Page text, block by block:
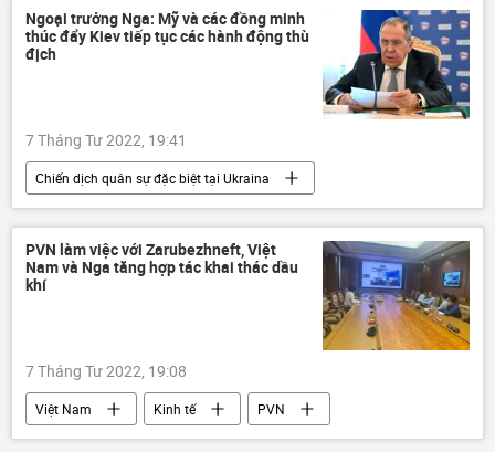
xung đột
Thế giới
Nga
Donbass
DNR LNR
Ngoại trưởng Nga: Mỹ và các đồng minh
thúc đẩy Kiev tiếp tục các hành động thù
địch
7 Tháng Tư 2022, 19:41
Chiến dịch quân sự đặc biệt tại Ukraina
Nga
Cuộc khủng hoảng ở Ukraina
Sergey Lavrov
Ukraina
Thế giới
Bộ Ngoại giao Nga
xung đột
PVN làm việc với Zarubezhneft, Việt
Nam và Nga tăng hợp tác khai thác dầu
khí
7 Tháng Tư 2022, 19:08
Việt Nam Kinh tế
PVN
Zarubezhneft